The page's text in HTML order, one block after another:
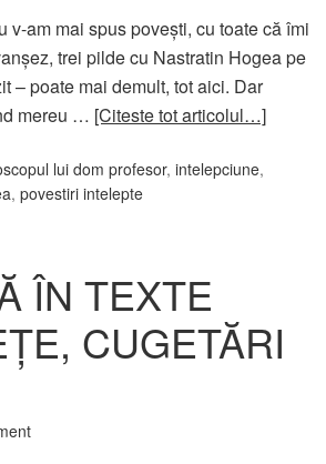
am mai spus povești, cu toate că îmi
trei pilde cu Nastratin Hogea pe
– poate mai demult, tot aici. Dar
mereu … [Citeste tot articolul…]
lui dom profesor, intelepciune,
, povestiri intelepte
ÎN TEXTE
CUGETĂRI